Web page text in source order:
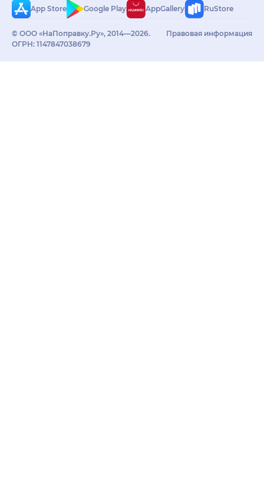
App Store
Google Play AppGallery RuStore
© ООО «НаПоправку.Ру», 2014—2026.
ОГРН: 1147847038679
Правовая информация